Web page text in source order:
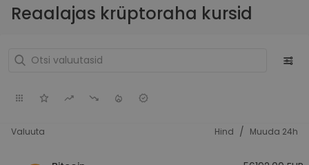
Reaalajas krüptoraha kursid
Valuuta Hind / Muuda 24h